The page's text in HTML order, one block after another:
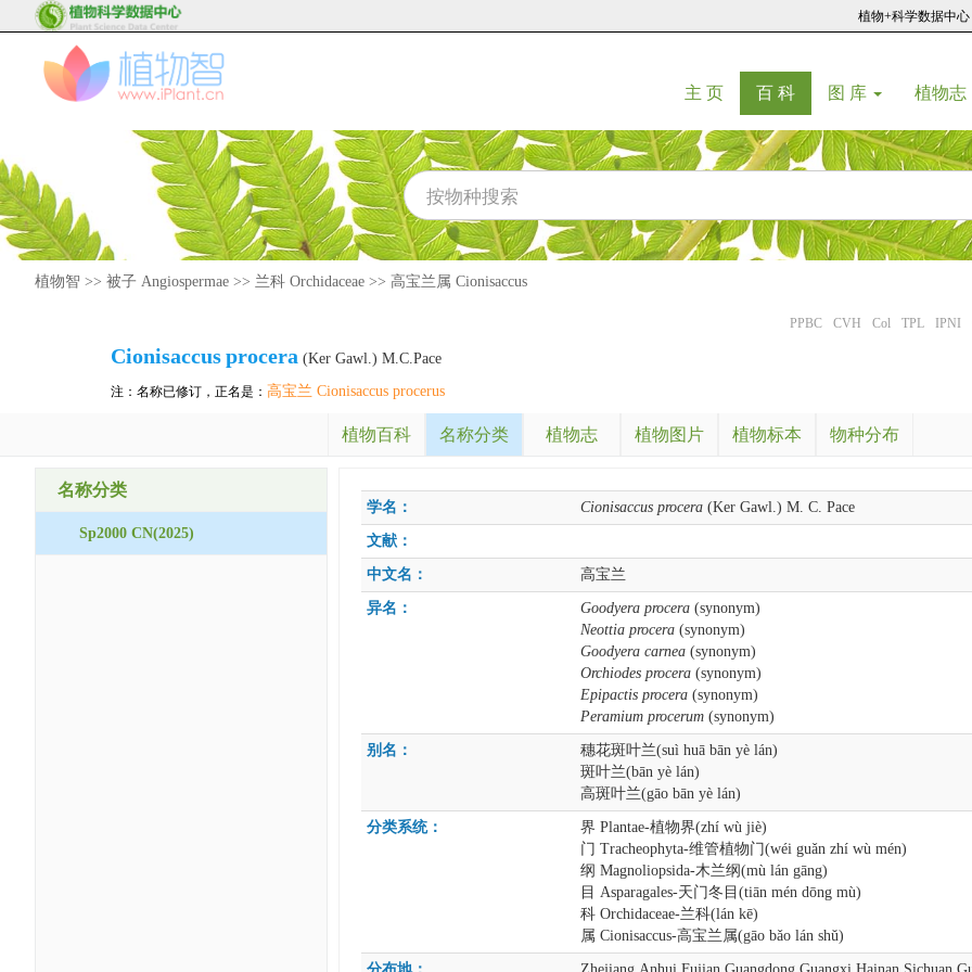
植物+科学数据中心
主 页(current)
百 科(current)
图 库 植物志
植物智 >> 被子 Angiospermae >> 兰科 Orchidaceae >> 高宝兰属 Cionisaccus
PPBC CVH Col TPL IPNI
Cionisaccusprocera (Ker Gawl.) M.C.Pace
注：名称已修订，正名是： 高宝兰 Cionisaccus procerus
植物百科 名称分类 植物志 植物图片 植物标本 物种分布
名称分类
Sp2000 CN(2025)
学名： Cionisaccus procera (Ker Gawl.) M. C. Pace
文献：
中文名： 高宝兰
异名： Goodyera procera (synonym)
Neottia procera (synonym)
Goodyera carnea (synonym)
Orchiodes procera (synonym)
Epipactis procera (synonym)
Peramium procerum (synonym)
别名：
穗花斑叶兰(suì huā bān yè lán)
斑叶兰(bān yè lán)
高斑叶兰(gāo bān yè lán)
分类系统：
界 Plantae-植物界(zhí wù jiè)
门 Tracheophyta-维管植物门(wéi guǎn zhí wù mén)
纲 Magnoliopsida-木兰纲(mù lán gāng)
目 Asparagales-天门冬目(tiān mén dōng mù)
科 Orchidaceae-兰科(lán kē)
属 Cionisaccus-高宝兰属(gāo bǎo lán shǔ)